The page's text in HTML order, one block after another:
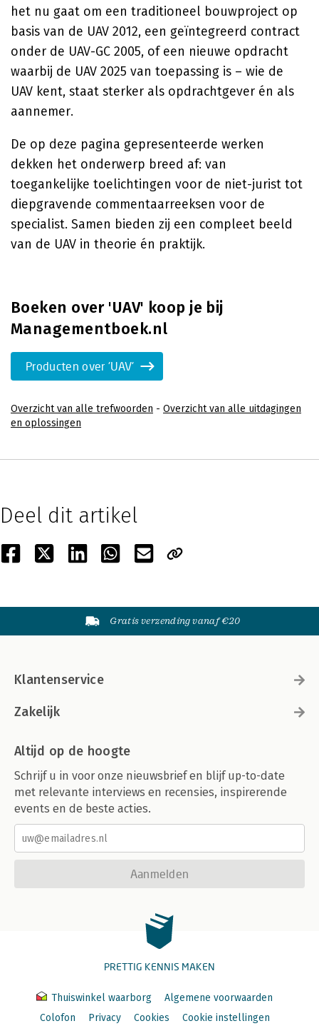
het nu gaat om een traditioneel bouwproject op
basis van de UAV 2012, een geïntegreerd contract
onder de UAV-GC 2005, of een nieuwe opdracht
waarbij de UAV 2025 van toepassing is – wie de
UAV kent, staat sterker als opdrachtgever én als
aannemer.
De op deze pagina gepresenteerde werken
dekken het onderwerp breed af: van
toegankelijke toelichtingen voor de niet-jurist tot
diepgravende commentaarreeksen voor de
specialist. Samen bieden zij een compleet beeld
van de UAV in theorie én praktijk.
Boeken over 'UAV' koop je bij
Managementboek.nl
Producten over 'UAV'
Overzicht van alle trefwoorden - Overzicht van alle uitdagingen
en oplossingen
Deel dit artikel
Gratis verzending vanaf €20
Klantenservice
Zakelijk
Altijd op de hoogte
Schrijf u in voor onze nieuwsbrief en blijf up-to-date
met relevante interviews en recensies, inspirerende
events en de beste acties.
Aanmelden
PRETTIG KENNIS MAKEN
Thuiswinkel waarborg
Algemene voorwaarden
Colofon
Privacy Cookies Cookie instellingen